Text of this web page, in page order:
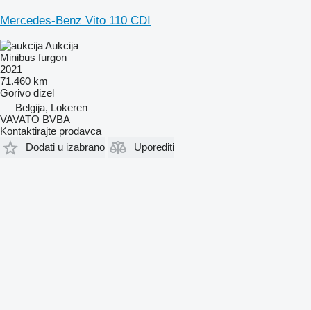
Mercedes-Benz Vito 110 CDI
Aukcija
Minibus furgon
2021
71.460 km
Gorivo dizel
Belgija, Lokeren
VAVATO BVBA
Kontaktirajte prodavca
Dodati u izabrano
Uporediti